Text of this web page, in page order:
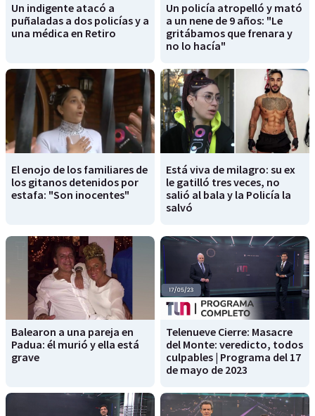
Un indigente atacó a
puñaladas a dos policías y a
una médica en Retiro
Un policía atropelló y mató
a un nene de 9 años: "Le
gritábamos que frenara y
no lo hacía"
El enojo de los familiares de
los gitanos detenidos por
estafa: "Son inocentes"
Está viva de milagro: su ex
le gatilló tres veces, no
salió al bala y la Policía la
salvó
Balearon a una pareja en
Padua: él murió y ella está
grave
Telenueve Cierre: Masacre
del Monte: veredicto, todos
culpables | Programa del 17
de mayo de 2023